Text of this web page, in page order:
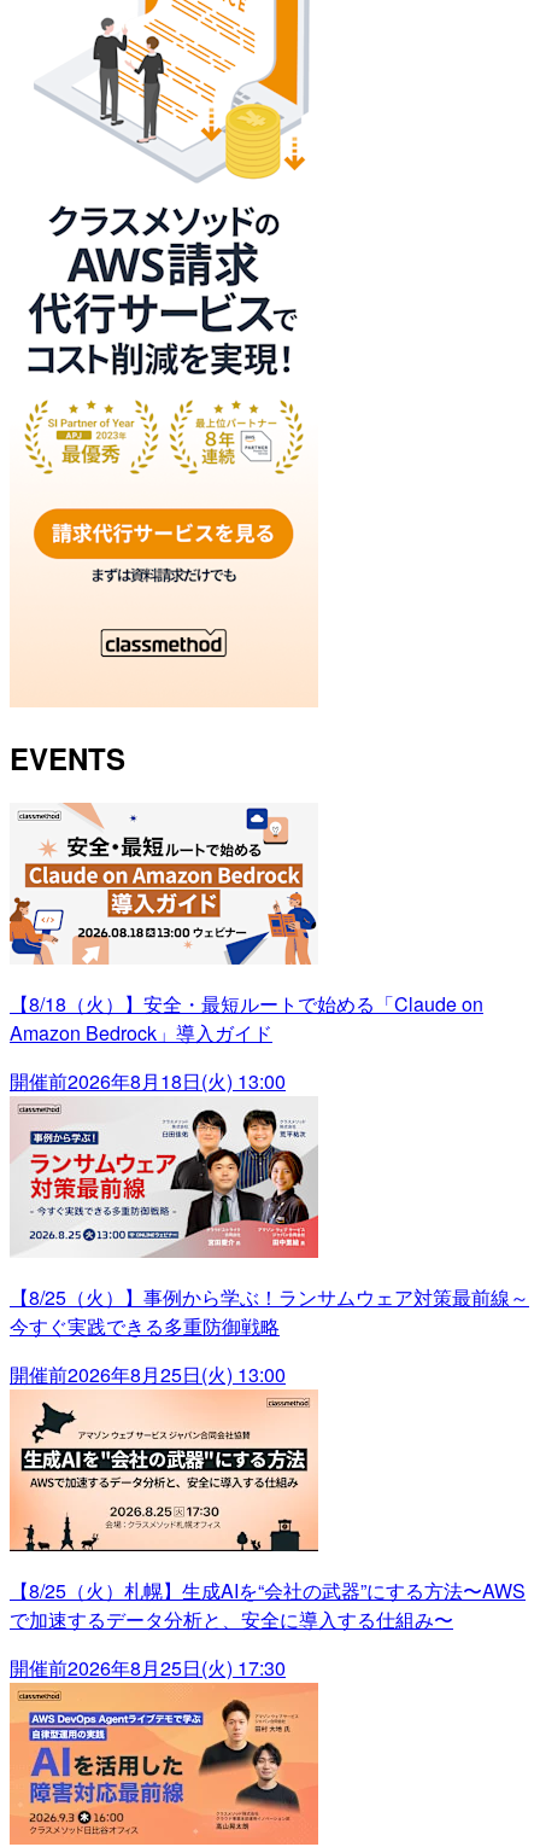
EVENTS
【8/18（火）】安全・最短ルートで始める「Claude on
Amazon Bedrock」導入ガイド
開催前2026年8月18日(火) 13:00
【8/25（火）】事例から学ぶ！ランサムウェア対策最前線～
今すぐ実践できる多重防御戦略
開催前2026年8月25日(火) 13:00
【8/25（火）札幌】生成AIを“会社の武器”にする方法〜AWS
で加速するデータ分析と、安全に導入する仕組み〜
開催前2026年8月25日(火) 17:30